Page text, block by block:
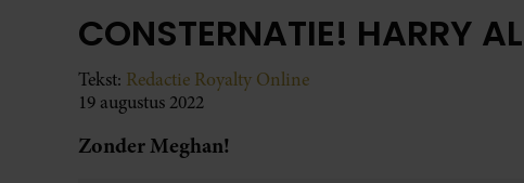
CONSTERNATIE! HARRY
Tekst: Redactie Royalty Online
19 augustus 2022
Zonder Meghan!